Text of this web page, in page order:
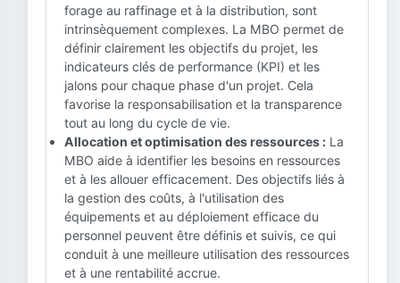
forage au raffinage et à la distribution, sont
intrinsèquement complexes. La MBO permet de
définir clairement les objectifs du projet, les
indicateurs clés de performance (KPI) et les
jalons pour chaque phase d'un projet. Cela
favorise la responsabilisation et la transparence
tout au long du cycle de vie.
Allocation et optimisation des ressources : La
MBO aide à identifier les besoins en ressources
et à les allouer efficacement. Des objectifs liés à
la gestion des coûts, à l'utilisation des
équipements et au déploiement efficace du
personnel peuvent être définis et suivis, ce qui
conduit à une meilleure utilisation des ressources
et à une rentabilité accrue.